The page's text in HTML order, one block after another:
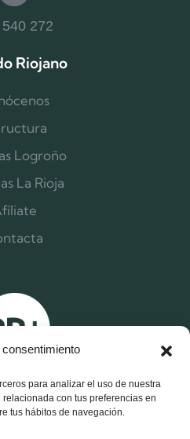
para analizar el uso de nuestra
con tus preferencias en
tus hábitos de navegación.
272
Riojano
Logroño
La Rioja